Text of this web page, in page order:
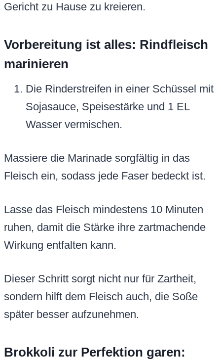
Gericht zu Hause zu kreieren.
Vorbereitung ist alles: Rindfleisch
marinieren
Die Rinderstreifen in einer Schüssel mit
Sojasauce, Speisestärke und 1 EL
Wasser vermischen.
Massiere die Marinade sorgfältig in das
Fleisch ein, sodass jede Faser bedeckt ist.
Lasse das Fleisch mindestens 10 Minuten
ruhen, damit die Stärke ihre zartmachende
Wirkung entfalten kann.
Dieser Schritt sorgt nicht nur für Zartheit,
sondern hilft dem Fleisch auch, die Soße
später besser aufzunehmen.
Brokkoli zur Perfektion garen: